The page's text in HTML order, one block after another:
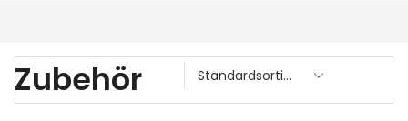
Zubehör